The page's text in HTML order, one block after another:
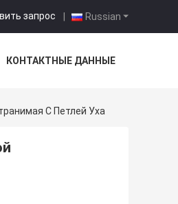
Russian
запрос |
КОНТАКТНЫЕ ДАННЫЕ
С Петлей Уха